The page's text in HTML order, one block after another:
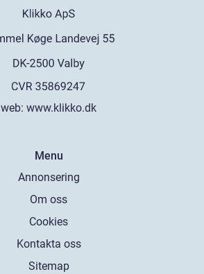
web: www.klikko.dk
Menu
Annonsering
Om oss
Cookies
Kontakta oss
Sitemap